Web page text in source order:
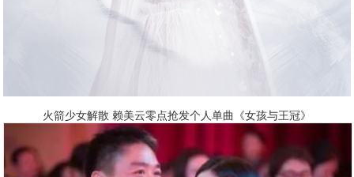
火箭少女解散 赖美云零点抢发个人单曲《女孩与王冠》